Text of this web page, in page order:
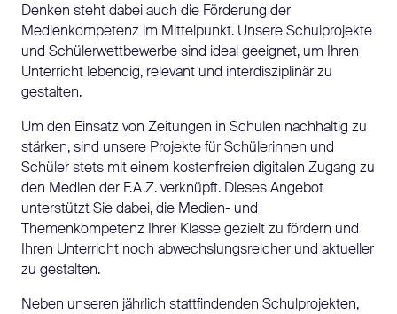
Denken steht dabei auch die Förderung der
Medienkompetenz im Mittelpunkt. Unsere Schulprojekte
und Schülerwettbewerbe sind ideal geeignet, um Ihren
Unterricht lebendig, relevant und interdisziplinär zu
gestalten.
Um den Einsatz von Zeitungen in Schulen nachhaltig zu
stärken, sind unsere Projekte für Schülerinnen und
Schüler stets mit einem kostenfreien digitalen Zugang zu
den Medien der F.A.Z. verknüpft. Dieses Angebot
unterstützt Sie dabei, die Medien- und
Themenkompetenz Ihrer Klasse gezielt zu fördern und
Ihren Unterricht noch abwechslungsreicher und aktueller
zu gestalten.
Neben unseren jährlich stattfindenden Schulprojekten,